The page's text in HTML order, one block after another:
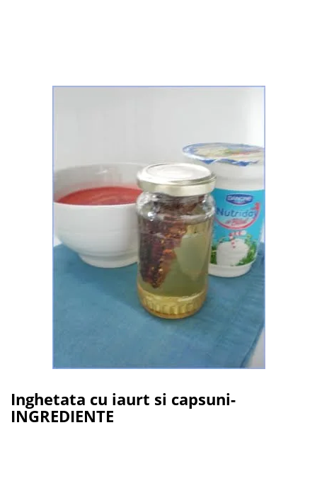
Inghetata cu iaurt si capsuni-
INGREDIENTE